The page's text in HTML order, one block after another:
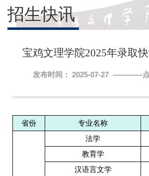
招生快讯
宝鸡文理学院2025年录取快
发布时间： 2025-07-27 ————点
省份 专业名称
法学
教育学
汉语言文学